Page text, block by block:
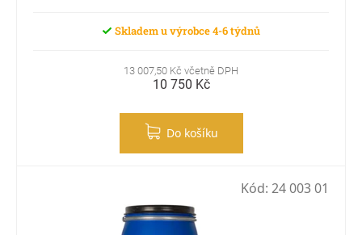
Skladem u výrobce 4-6 týdnů
13 007,50 Kč včetně DPH
10 750 Kč
Do košíku
Kód: 24 003 01